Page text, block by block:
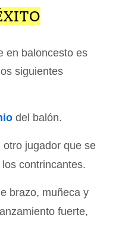
en baloncesto es
siguientes
del balón.
jugador que se
contrincantes.
brazo, muñeca y
fuerte,